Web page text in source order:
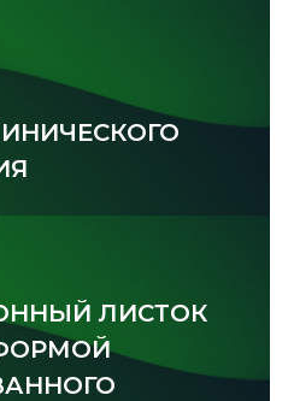
ЛИСТОК